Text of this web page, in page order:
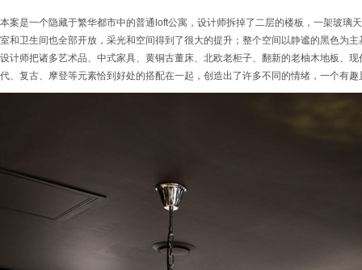
本案是一个隐藏于繁华都市中的普通loft公寓，设计师拆掉了二层的楼板，一架玻璃
室和卫生间也全部开放，采光和空间得到了很大的提升；整个空间以静谧的黑色为
设计师把诸多艺术品、中式家具、黄铜古董床、北欧老柜子、翻新的老柚木地板、
代、复古、摩登等元素恰到好处的搭配在一起，创造出了许多不同的情绪，一个有趣